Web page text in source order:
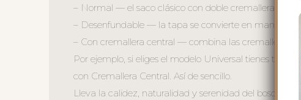
– Normal — el saco clásico con doble cremallera lateral
– Desenfundable — la tapa se convierte en mantita
– Con cremallera central — combina las cremalleras
Por ejemplo, si eliges el modelo Universal tienes tres
con Cremallera Central. Así de sencillo.
Lleva la calidez, naturalidad y serenidad del bosque